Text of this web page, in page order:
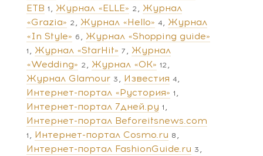
ЕТВ 1 Журнал «ELLE» 2
Журнал
«Grazia» 2 Журнал «Hello» 4
Журнал
«In Style» 6 Журнал «Shopping guide»
1 Журнал «StarHit» 7
Журнал
«Wedding» 2 Журнал «ОК» 12
Журнал Glamour 3 Известия 4
Интернет-портал «Рустория» 1
Интернет-портал 7дней.ру 1
Интернет-портал Beforeitsnews.com
1 Интернет-портал Cosmo.ru 8
Интернет-портал FashionGuide.ru 3